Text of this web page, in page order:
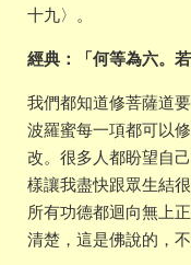
十九〉。
經典：「何等為六。
我們都知道修菩薩道
波羅蜜每一項都可以
改。很多人都盼望自
樣讓我盡快跟眾生結
所有功德都迴向無上
清楚，這是佛說的，